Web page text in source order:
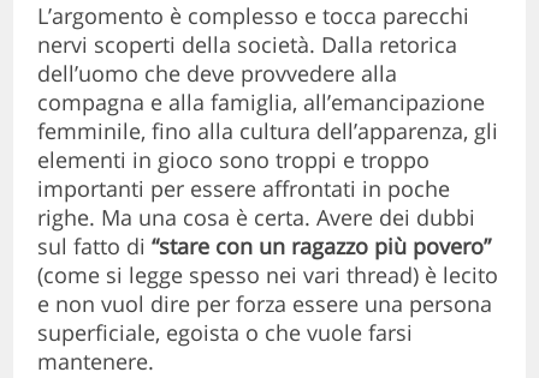
L’argomento è complesso e tocca parecchi
nervi scoperti della società. Dalla retorica
dell’uomo che deve provvedere alla
compagna e alla famiglia, all’emancipazione
femminile, fino alla cultura dell’apparenza, gli
elementi in gioco sono troppi e troppo
importanti per essere affrontati in poche
righe. Ma una cosa è certa. Avere dei dubbi
sul fatto di“stare con un ragazzo più povero”
(come si legge spesso nei vari thread) è lecito
e non vuol dire per forza essere una persona
superficiale, egoista o che vuole farsi
mantenere.